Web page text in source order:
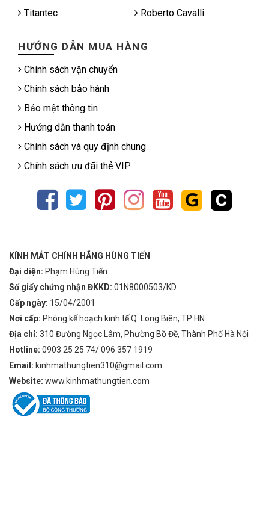
Titantec
Roberto Cavalli
HƯỚNG DẪN MUA HÀNG
Chính sách vận chuyển
Chính sách bảo hành
Bảo mật thông tin
Hướng dẫn thanh toán
Chính sách và quy định chung
Chính sách ưu đãi thẻ VIP
KÍNH MẮT CHÍNH HÃNG HÙNG TIẾN
Đại diện: Phạm Hùng Tiến
Số giấy chứng nhận ĐKKD: 01N8000503/KD
Cấp ngày: 15/04/2001
Nơi cấp: Phòng kế hoạch kinh tế Q. Long Biên, TP HN
Địa chỉ: 310 Đường Ngọc Lâm, Phường Bồ Đề, Thành Phố Hà Nội
Hotline: 0903 25 25 74/ 096 357 1919
Email: kinhmathungtien310@gmail.com
Website: www.kinhmathungtien.com